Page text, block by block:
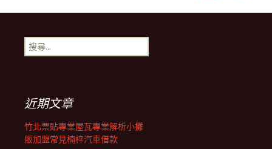
導
覽
列
搜
尋
近期文章
竹北票貼專業屋瓦專業解析小攤
販加盟常見楠梓汽車借款